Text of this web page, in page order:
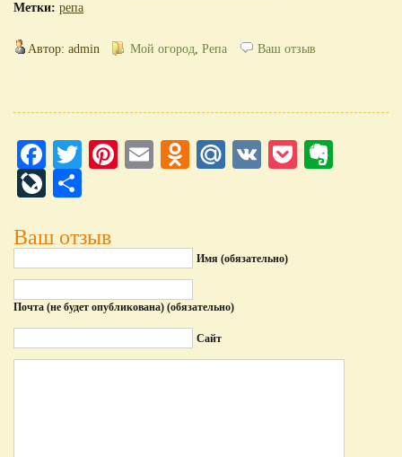
Метки: репа
Автор: admin Мой огород Репа Ваш отзыв
Facebook
TwitterPinterest
EmailOdnoklassniki
Mail.Ru
VK Pocket
LiveJournal
Ваш отзыв
Имя (обязательно)
Почта (не будет опубликована) (обязательно)
Сайт